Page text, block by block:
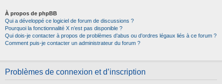
À propos de phpBB
Qui a développé ce logiciel de forum de discussions ?
Pourquoi la fonctionnalité X n’est pas disponible ?
Qui dois-je contacter à propos de problèmes d’abus ou d’ordres légaux liés à ce forum ?
Comment puis-je contacter un administrateur du forum ?
Problèmes de connexion et d’inscription